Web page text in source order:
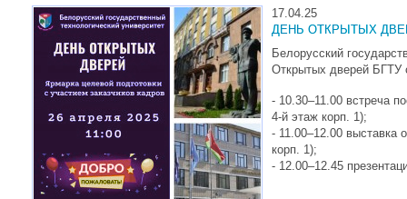
17.04.25
ДЕНЬ ОТКРЫТЫХ
Белорусский
Открытых дверей БГТУ
- 10.30–11.00 встреча
4-й этаж корп. 1);
- 11.00–12.00 выставка
корп. 1);
- 12.00–12.45